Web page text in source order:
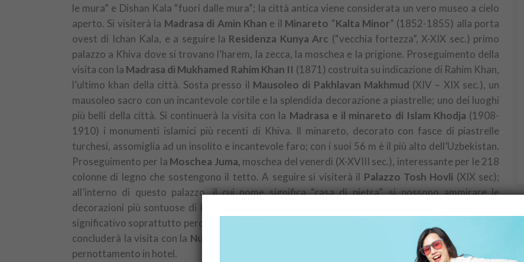
le mura” e Dishan Kala “fuori dalle mura”; la città antica viene considerata un vero museo a cielo
aperto. Si visiterà la Madrasa di Amin Khan e il Minareto “Kalta Minor” (1852-1855) alla porta
ovest di Ichan Kala, e a seguire la Residenza Kunya Arc (“vecchia fortezza”, X-XIX sec.) primo
palazzo a Khiva dove si trovano l’harem, la zecca, la moschea e la prigione. Proseguimento della
visita con la Madrasa di Mukhamed Rahim Khan II (1871) costruita su indicazione di Rahim Khan,
l’ultimo khan della città. Sosta presso il Mausoleo di Pakhlavan Makhmud (XIV – XIX sec.), un
mausoleo sacro con un incantevole cortile e la splendida decorazione a piastrelle; uno dei luoghi
più belli della città. Si continuerà la visita con la Madrasa e il minareto di Islam Khodja (1908-
1910) i monumenti islamici più recenti di Khiva. Il minareto, decorato con fasce di piastrelle
turchesi, assomiglia ad un insolito e incantevole faro; con i suoi 56 m è il più alto dell’Uzbekistan.
Proseguimento per la Moschea Juma, moschea del venerdì (X-XVIII sec.), interessante per le 218
colonne di legno che sostengono il tetto. A seguire si visiterà il Palazzo Tosh Hovli (XIX sec);
all’interno di questo palazzo, il cui nome significa “casa di pietra”, si possono ammirare le
decorazioni più sontuose di Khiva. Continuazione con il
significativo soprattutto perché si tratta del monumento più antico della città ancora in piedi, e si
concluderà la visita con la Nuova scuola russa
(inizio del XX sec). Cena in un ristorante locale e
pernottamento in hotel.